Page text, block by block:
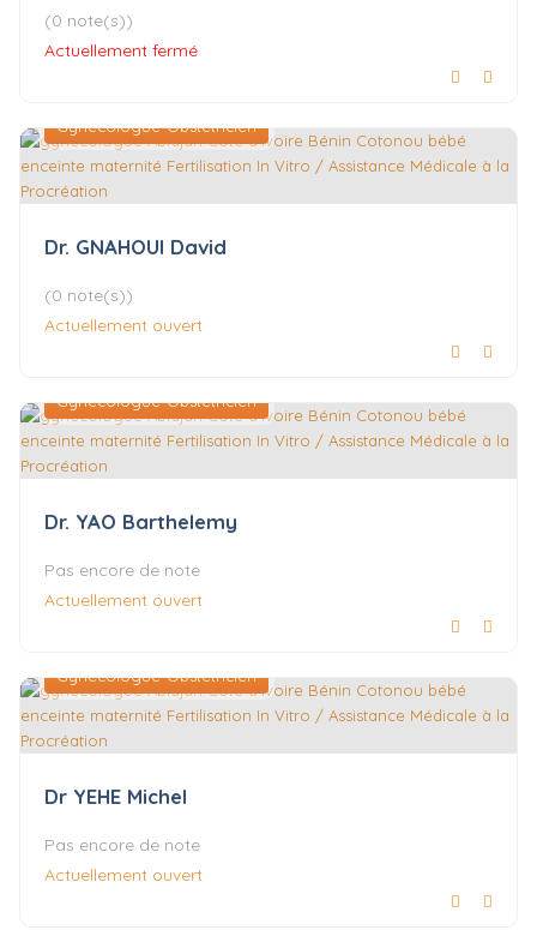
(0 note(s))
Actuellement fermé
Gynécologue-Obstétricien
Dr. GNAHOUI David
(0 note(s))
Actuellement ouvert
Gynécologue-Obstétricien
Dr. YAO Barthelemy
Pas encore de note
Actuellement ouvert
Gynécologue-Obstétricien
Dr YEHE Michel
Pas encore de note
Actuellement ouvert